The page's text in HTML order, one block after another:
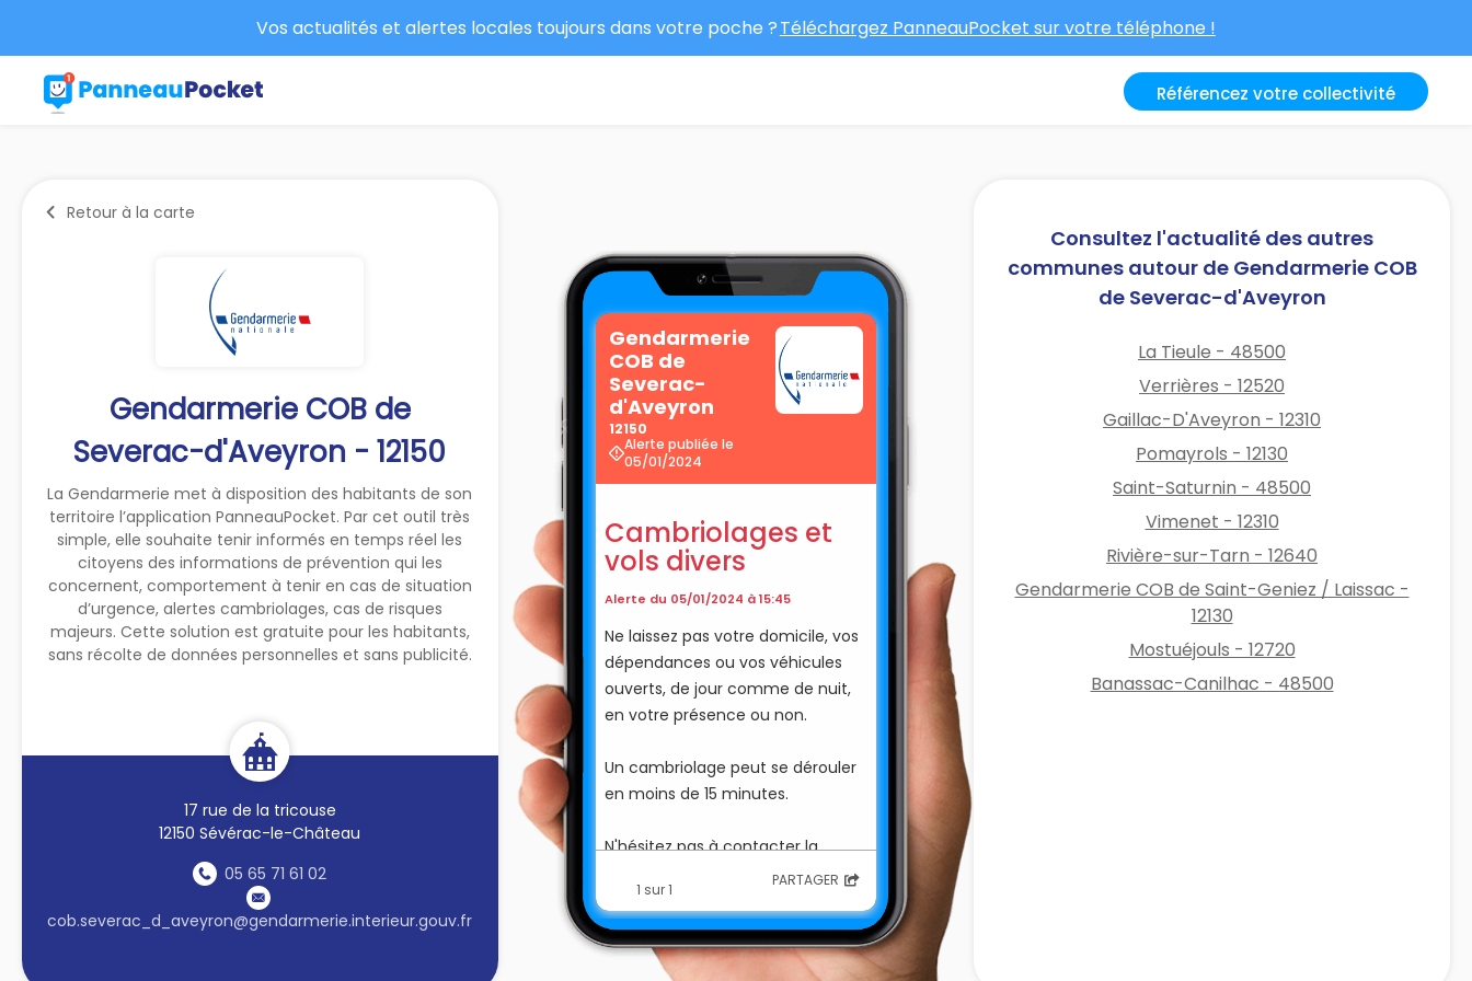
Vos actualités et alertes locales toujours dans votre poche ?Téléchargez PanneauPocket sur votre téléphone !
Référencez votre collectivité
Retour à la carte
Gendarmerie COB de
Severac-d'Aveyron - 12150
La Gendarmerie met à disposition des habitants de son
territoire l’application PanneauPocket. Par cet outil très
simple, elle souhaite tenir informés en temps réel les
citoyens des informations de prévention qui les
concernent, comportement à tenir en cas de situation
d’urgence, alertes cambriolages, cas de risques
majeurs. Cette solution est gratuite pour les habitants,
sans récolte de données personnelles et sans publicité.
17 rue de la tricouse
12150 Sévérac-le-Château
05 65 71 61 02
cob.severac_d_aveyron@gendarmerie.interieur.gouv.fr
Gendarmerie
COB de
Severac-
d'Aveyron
12150
Alerte publiée le
05/01/2024
Cambriolages et
vols divers
Alerte du 05/01/2024 à 15:45
Ne laissez pas votre domicile, vos
dépendances ou vos véhicules
ouverts, de jour comme de nuit,
en votre présence ou non.
Un cambriolage peut se dérouler
en moins de 15 minutes.
N'hésitez pas à contacter la
gendarmerie (17) en cas de
véhicules ou attitudes suspectes
tel que :
- des voitures inhabituelles
1 sur 1 PARTAGER
Consultez l'actualité des autres
communes autour de Gendarmerie COB
de Severac-d'Aveyron
La Tieule - 48500
Verrières - 12520
Gaillac-D'Aveyron - 12310
Pomayrols - 12130
Saint-Saturnin - 48500
Vimenet - 12310
Rivière-sur-Tarn - 12640
Gendarmerie COB de Saint-Geniez / Laissac -
12130
Mostuéjouls - 12720
Banassac-Canilhac - 48500